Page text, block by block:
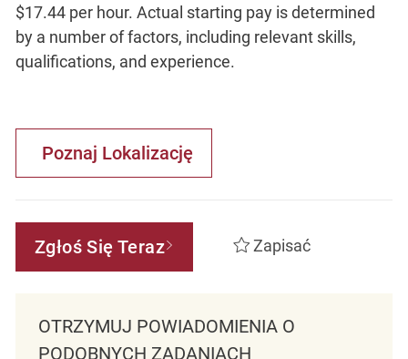
$17.44 per hour. Actual starting pay is determined
by a number of factors, including relevant skills,
qualifications, and experience.
Poznaj Lokalizację
Zgłoś Się Teraz Zapisać
OTRZYMUJ POWIADOMIENIA O
PODOBNYCH ZADANIACH